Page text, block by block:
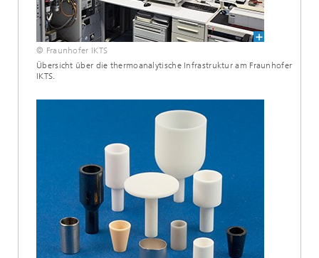
© Fraunhofer IKTS
Übersicht über die thermoanalytische Infrastruktur am Fraunhofer
IKTS.